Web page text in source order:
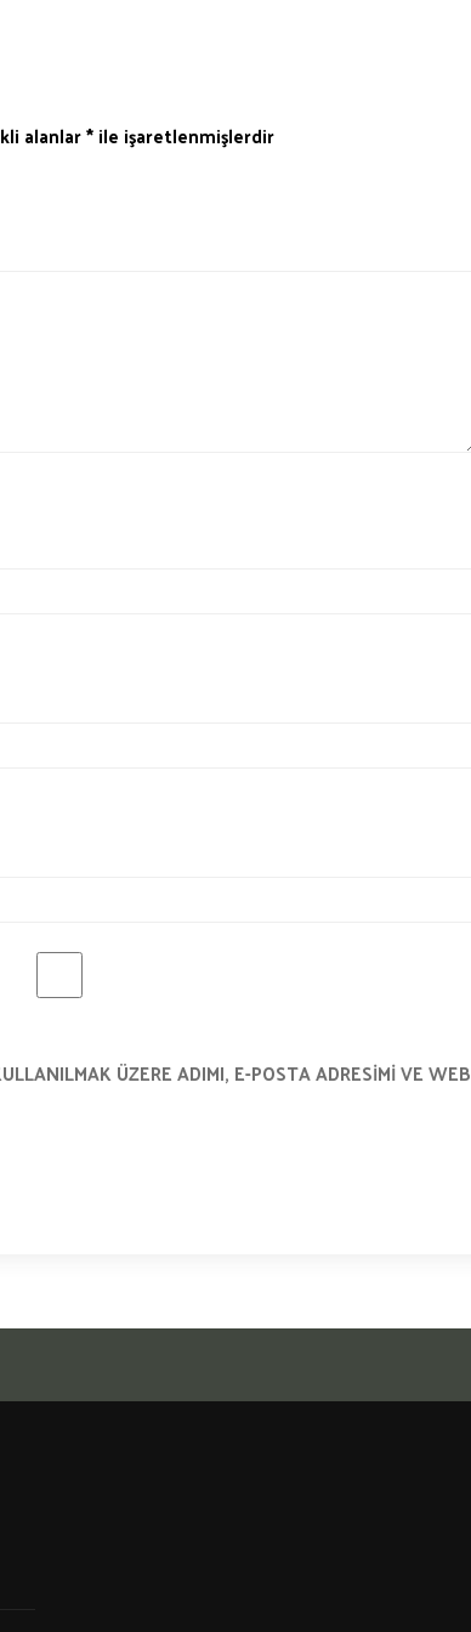
alanlar*ile işaretlenmişlerdir
ÜZERE ADIMI, E-POSTA ADRESIMI VE WEB